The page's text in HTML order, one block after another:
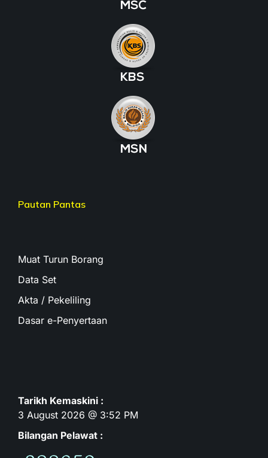
Pautan Pantas
Muat Turun Borang
Data Set
Akta / Pekeliling
Dasar e-Penyertaan
Tarikh Kemaskini :
3 August 2026 @ 3:52 PM
Bilangan Pelawat :